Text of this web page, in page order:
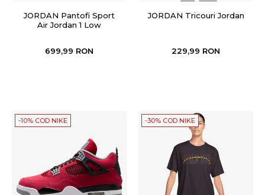
JORDAN Pantofi Sport
Air Jordan 1 Low
699,99 RON
JORDAN Tricouri Jordan
229,99 RON
-10% COD NIKE -30% COD NIKE